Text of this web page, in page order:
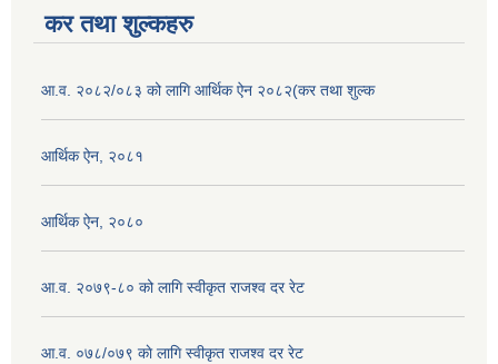
कर तथा शुल्कहरु
आ.व. २०८२/०८३ को लागि आर्थिक ऐन २०८२(कर तथा शुल्क
आर्थिक ऐन, २०८१
आर्थिक ऐन, २०८०
आ.व. २०७९-८० को लागि स्वीकृत राजश्व दर रेट
आ.व. ०७८/०७९ काे लागि स्वीकृत राजश्व दर रेट